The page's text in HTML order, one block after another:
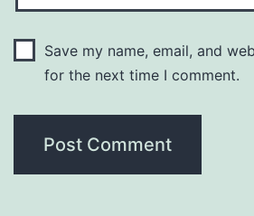
Save my name, email, and
for the next time I comment.